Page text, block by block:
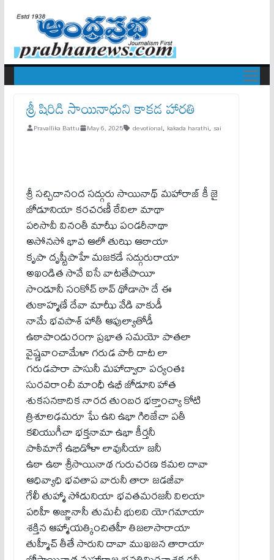
శ్రీ షిరిడి సాయినాధుని కాకడ హారతి
Pravallika Battu May 6, 2025 devotional, kakada harathi, sai
శ్రీ సచ్చిదానంద సద్గురు సాయినాథ్ మహారాజ్ కీ జై
జోడూనియా కరచరణీ ఠేవిలా మాథా
పరిసావీ వినంతీ మాఝీ పండరీనాథా
అసోనసో భావ ఆలో తుఝి ఆఠాయా
కృపా దృష్టీపాహే మజకడే సద్గురురాయా
అఖండిత సావే ఐసే వాటతేపాయీ
సాండూనీ సంకోచ్ ఠావ్ థోడాసా దే ఈ
తుకాహ్మణే దేవా మాఝీ వేడి వాకుడీ
నామే భవపాశ్ హాతీ ఆపుల్యాతోడీ
ఉఠాపాండురంగా ప్రభాత సమయో పాతలా
వైష్ణవాంచామేళా గరుడ పారీ దాట లా
గరుడపారా పాసునీ మహాద్వారా పర్యంతః
సురవరాంచీ మాంధీ ఉభీ జోడూని హాత
శుకసనకాదిక నారద తుంబర భక్తాంచ్యా కోటి
త్రిశూలఢమరూ ఘే ఉని ఉభా గిరిజేచా పతీ
కలియుగీచా భక్తనామా ఉభా కీర్తనీ
పాఠీమాగే ఉభిడోళా లావునీయా జనీ
ఉఠా ఉఠా శ్రీసాయినాథ గురుచరణ కమల దావా
ఆధివ్యాధి భవతాప వారునీ తారా జడజీవా
గేలీ తుహ్మా సోడునియా భవతమరజనీ విలయా
పరిహీ అజ్ఞానాసీ తుమచీ భులవి యోగమాయా
శక్తిన ఆహ్మాయత్కించితహీ తిజలాసారాయా
తుహ్మీచ్ తీతే సారుని దావా ముఖజన తారాయా